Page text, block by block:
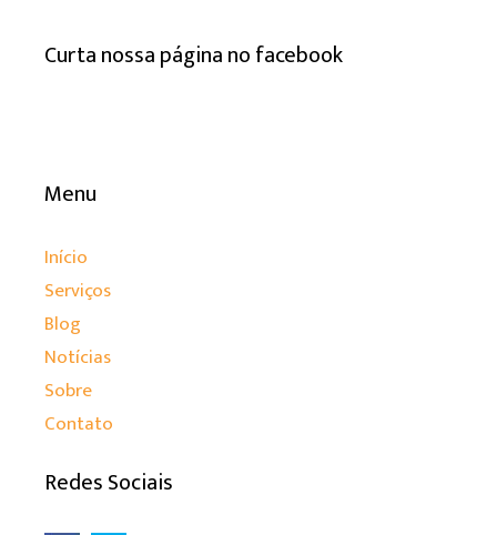
Curta nossa página no facebook
Menu
Início
Serviços
Blog
Notícias
Sobre
Contato
Redes Sociais